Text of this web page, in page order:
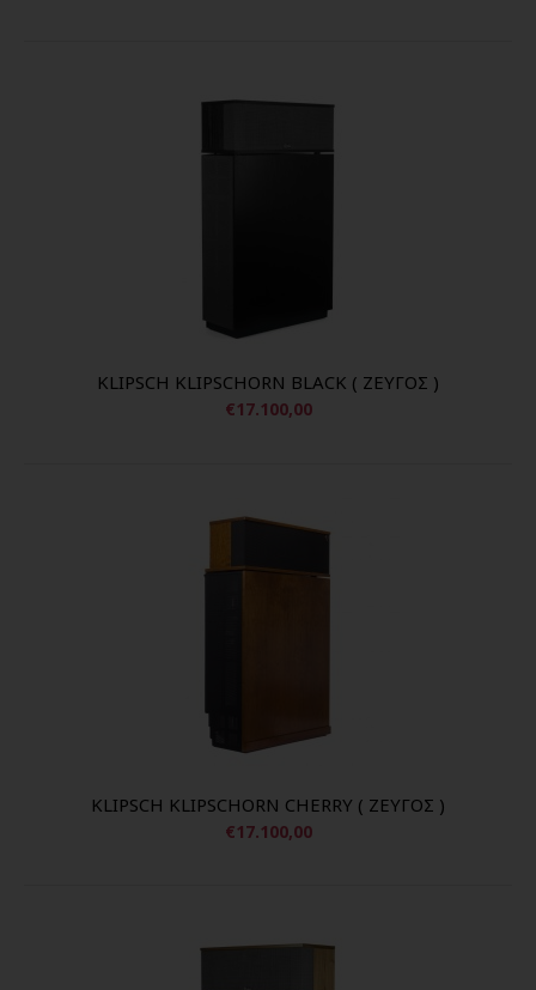
KLIPSCH KLIPSCHORN BLACK ( ΖΕΥΓΟΣ )
€17.100,00
KLIPSCH KLIPSCHORN CHERRY ( ΖΕΥΓΟΣ )
€17.100,00